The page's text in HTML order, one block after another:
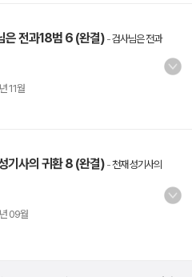
은 전과18범 6 (완결) -검사님은 전과
11월
기사의 귀환 8 (완결) -천재 성기사의
09월